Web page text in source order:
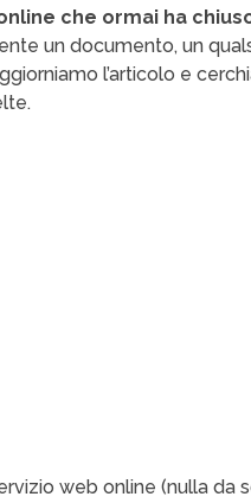
che ormai ha
un documento, un
l’articolo e
web online (nulla da